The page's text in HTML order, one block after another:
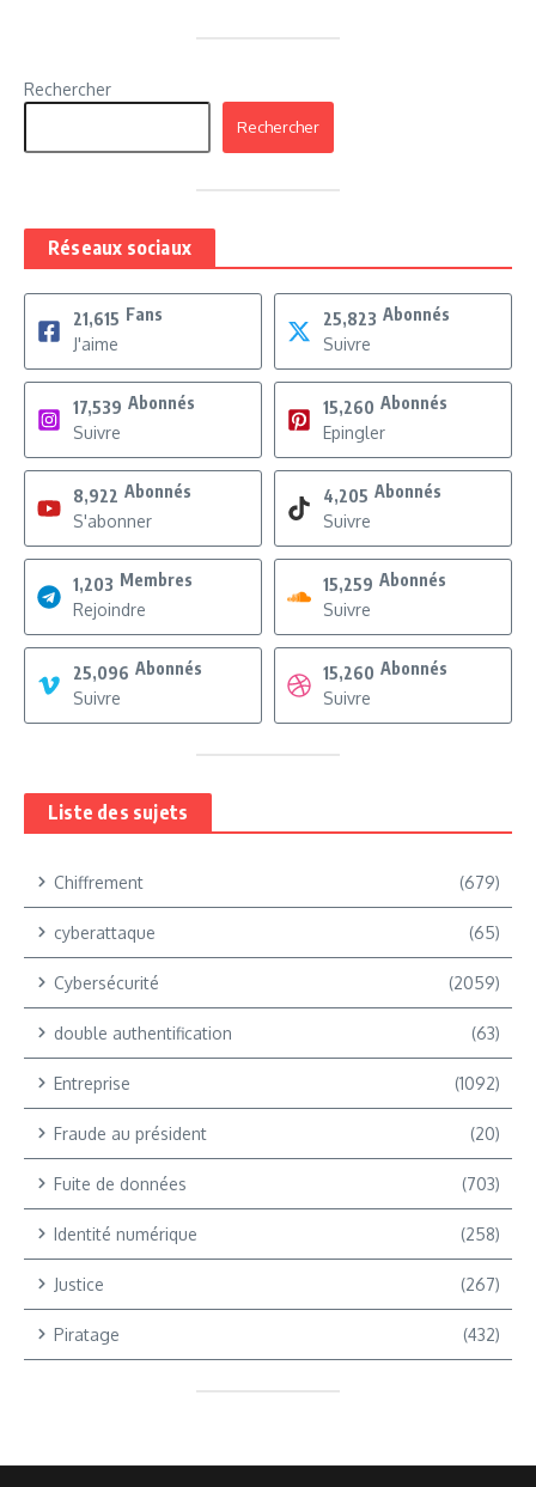
Rechercher
Rechercher
Réseaux sociaux
21,615 Fans
J'aime
25,823 Abonnés
Suivre
17,539 Abonnés
Suivre
15,260 Abonnés
Epingler
8,922 Abonnés
S'abonner
4,205 Abonnés
Suivre
1,203 Membres
Rejoindre
15,259 Abonnés
Suivre
25,096 Abonnés
Suivre
15,260 Abonnés
Suivre
Liste des sujets
Chiffrement (679)
cyberattaque (65)
Cybersécurité (2059)
double authentification (63)
Entreprise (1092)
Fraude au président (20)
Fuite de données (703)
Identité numérique (258)
Justice (267)
Piratage (432)